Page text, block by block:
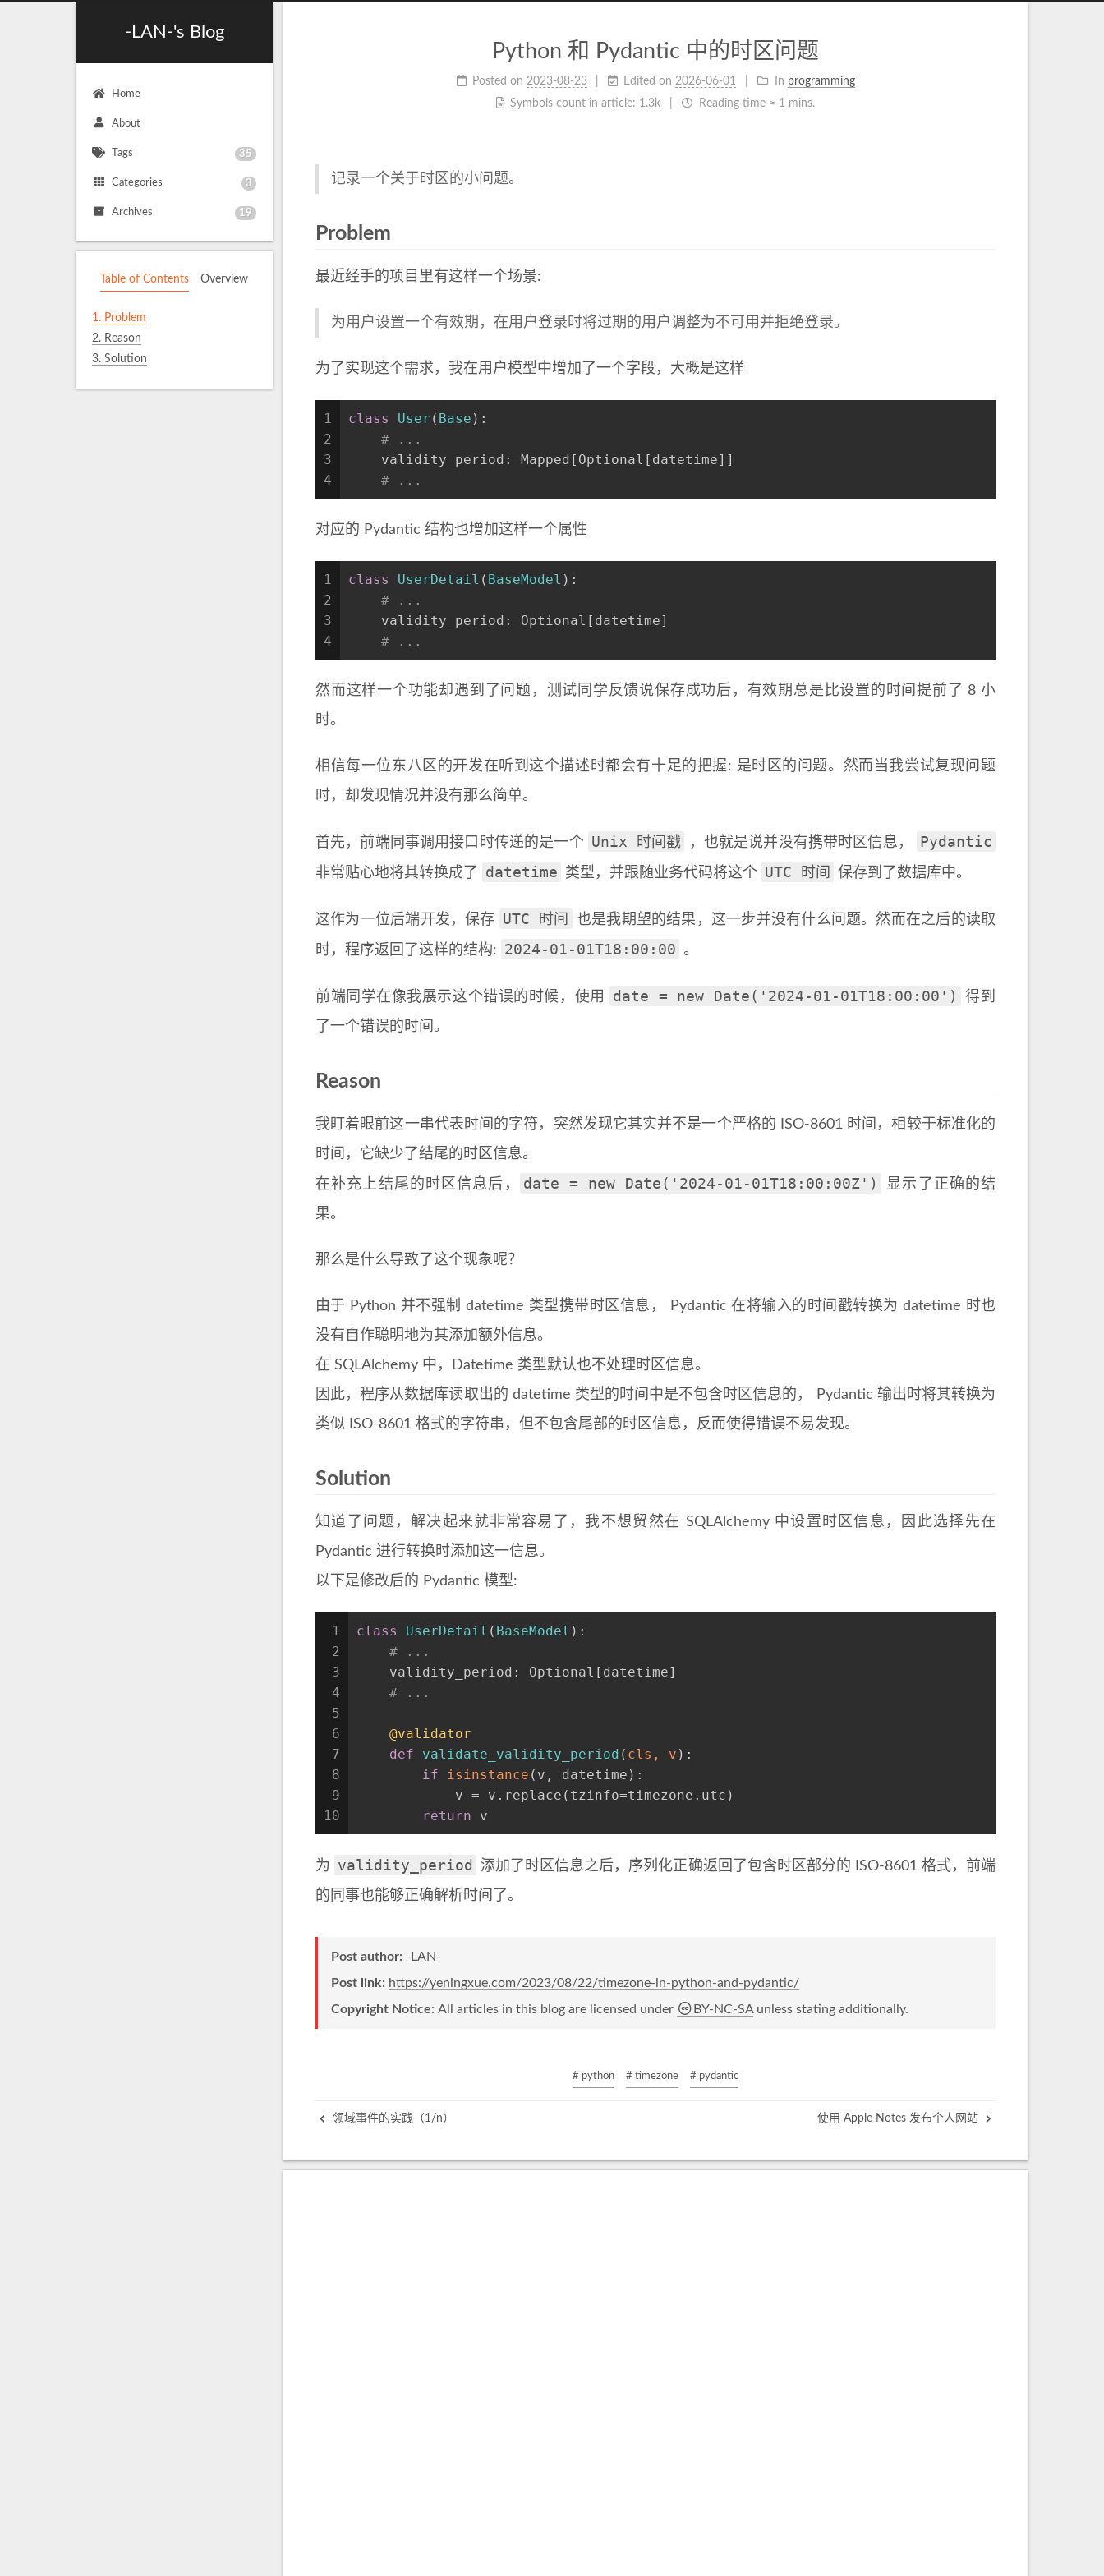
-LAN-'s Blog
Home
About
Tags 35
Categories 3
Archives 19
Python 和 Pydantic 中的时区问题
Posted on 2023-08-23 Edited on 2026-06-01 In programming
Symbols count in article: 1.3k Reading time ≈ 1 mins.
记录一个关于时区的小问题。
Problem
最近经手的项目里有这样一个场景:
为用户设置一个有效期，在用户登录时将过期的用户调整为不可用并拒绝登录。
为了实现这个需求，我在用户模型中增加了一个字段，大概是这样
1
2
3
4
class User ( Base ):
# ...
    validity_period: Mapped[
Optional [datetime]]
# ...
对应的 Pydantic 结构也增加这样一个属性
1
2
3
4
class UserDetail ( BaseModel ):
# ...
    validity_period:
Optional [datetime]
# ...
然而这样一个功能却遇到了问题，测试同学反馈说保存成功后，有效期总是比设置的时间提前了 8 小
时。
相信每一位东八区的开发在听到这个描述时都会有十足的把握: 是时区的问题。然而当我尝试复现问题
时，却发现情况并没有那么简单。
首先，前端同事调用接口时传递的是一个 Unix 时间戳 ，也就是说并没有携带时区信息， Pydantic
非常贴心地将其转换成了 datetime 类型，并跟随业务代码将这个 UTC 时间 保存到了数据库中。
这作为一位后端开发，保存 UTC 时间 也是我期望的结果，这一步并没有什么问题。然而在之后的读取
时，程序返回了这样的结构: 2024-01-01T18:00:00 。
前端同学在像我展示这个错误的时候，使用 date = new Date('2024-01-01T18:00:00')
得到
了一个错误的时间。
Reason
我盯着眼前这一串代表时间的字符，突然发现它其实并不是一个严格的 ISO-8601 时间，相较于标准化的
时间，它缺少了结尾的时区信息。
在补充上结尾的时区信息后， date = new Date('2024-01-01T18:00:00Z')
显示了正确的结
果。
那么是什么导致了这个现象呢？
由于 Python 并不强制 datetime 类型携带时区信息， Pydantic 在将输入的时间戳转换为 datetime 时也
没有自作聪明地为其添加额外信息。
在 SQLAlchemy 中，Datetime 类型默认也不处理时区信息。
因此，程序从数据库读取出的 datetime 类型的时间中是不包含时区信息的， Pydantic 输出时将其转换为
类似 ISO-8601 格式的字符串，但不包含尾部的时区信息，反而使得错误不易发现。
Solution
知道了问题，解决起来就非常容易了，我不想贸然在 SQLAlchemy 中设置时区信息，因此选择先在
Pydantic 进行转换时添加这一信息。
以下是修改后的 Pydantic 模型:
1
2
3
4
5
6
7
8
9
10
class UserDetail ( BaseModel ):
# ...
    validity_period:
Optional [datetime]
# ...
    @validator
def
validate_validity_period ( cls, v ):
if
isinstance (v, datetime):
            v = v.replace(tzinfo=timezone.utc)
return v
为 validity_period
添加了时区信息之后，序列化正确返回了包含时区部分的 ISO-8601 格式，前端
的同事也能够正确解析时间了。
Post author: -LAN-
Post link: https://yeningxue.com/2023/08/22/timezone-in-python-and-pydantic/
Copyright Notice: All articles in this blog are licensed under BY-NC-SAunless stating additionally.
# python # timezone # pydantic
领域事件的实践（1/n） 使用 Apple Notes 发布个人网站
Table of Contents Overview
1. Problem
2. Reason
3. Solution